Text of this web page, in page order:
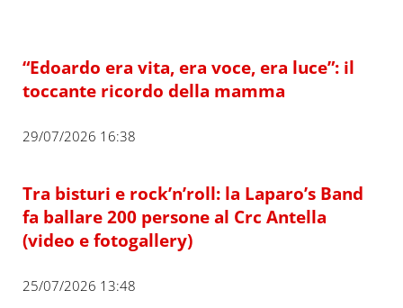
“Edoardo era vita, era voce, era luce”: il
toccante ricordo della mamma
29/07/2026 16:38
Tra bisturi e rock’n’roll: la Laparo’s Band
fa ballare 200 persone al Crc Antella
(video e fotogallery)
25/07/2026 13:48